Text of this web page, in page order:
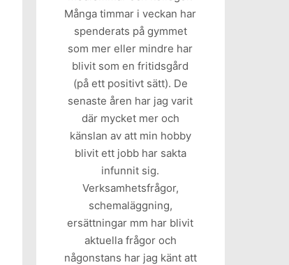
Många timmar i veckan har
spenderats på gymmet
som mer eller mindre har
blivit som en fritidsgård
(på ett positivt sätt). De
senaste åren har jag varit
där mycket mer och
känslan av att min hobby
blivit ett jobb har sakta
infunnit sig.
Verksamhetsfrågor,
schemaläggning,
ersättningar mm har blivit
aktuella frågor och
någonstans har jag känt att